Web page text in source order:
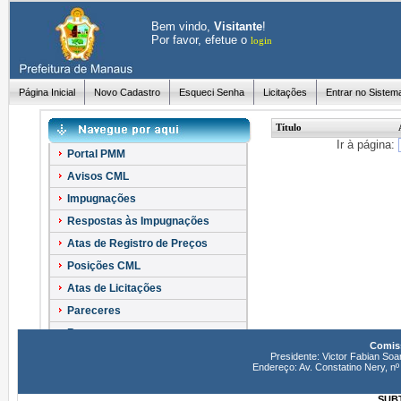
Bem vindo, Visitante!
Por favor, efetue o login
Página Inicial Novo Cadastro Esqueci Senha Licitações Entrar no
Portal PMM
Avisos CML
Impugnações
Respostas às Impugnações
Atas de Registro de Preços
Posições CML
Atas de Licitações
Pareceres
Recursos
Título
Ir à página:
Presidente: Victor Fabian
Endereço: Av. Constatino Nery,